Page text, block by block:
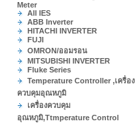
Meter
All IES
ABB Inverter
HITACHI INVERTER
FUJI
OMRON/ออมรอน
MITSUBISHI INVERTER
Fluke Series
Temperature Controller ,เครื่อง
ควบคุมอุณหภูมิ
เครื่องควบคุม
อุณหภูมิ,Ttmperature Control